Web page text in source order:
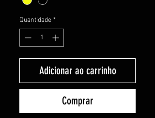
Quantidade *
Adicionar ao carrinho
Comprar